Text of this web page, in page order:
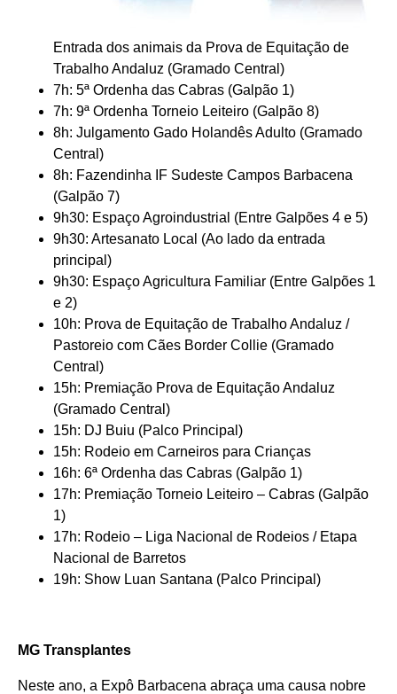
Entrada dos animais da Prova de Equitação de
Trabalho Andaluz (Gramado Central)
7h: 5ª Ordenha das Cabras (Galpão 1)
7h: 9ª Ordenha Torneio Leiteiro (Galpão 8)
8h: Julgamento Gado Holandês Adulto (Gramado
Central)
8h: Fazendinha IF Sudeste Campos Barbacena
(Galpão 7)
9h30: Espaço Agroindustrial (Entre Galpões 4 e 5)
9h30: Artesanato Local (Ao lado da entrada
principal)
9h30: Espaço Agricultura Familiar (Entre Galpões 1
e 2)
10h: Prova de Equitação de Trabalho Andaluz /
Pastoreio com Cães Border Collie (Gramado
Central)
15h: Premiação Prova de Equitação Andaluz
(Gramado Central)
15h: DJ Buiu (Palco Principal)
15h: Rodeio em Carneiros para Crianças
16h: 6ª Ordenha das Cabras (Galpão 1)
17h: Premiação Torneio Leiteiro – Cabras (Galpão
1)
17h: Rodeio – Liga Nacional de Rodeios / Etapa
Nacional de Barretos
19h: Show Luan Santana (Palco Principal)
MG Transplantes
Neste ano, a Expô Barbacena abraça uma causa nobre